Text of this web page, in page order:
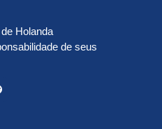
Holanda
de seus